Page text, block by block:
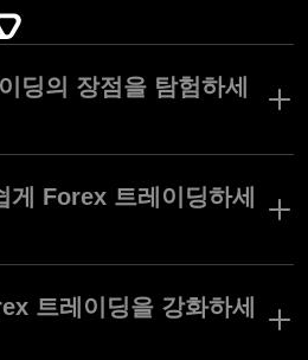
딩의 장점을 탐험하세
모의 글로벌 시장입니다. 지속적인 성
지원하는 온라인 Forex 트레이딩은
익을 낼 수 있는 수많은 기회를 제공
원에는 위험 없이 연습할 수 있는 무
근법에 맞춰 각기 다른 조건을 제공하
Forex 트레이딩하세
니다.
개설이 쉬워집니다.
트레이딩을 강화하세